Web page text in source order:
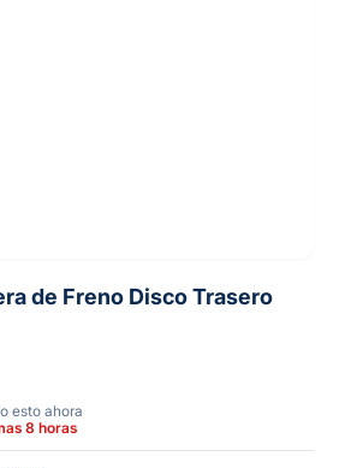
de Freno Disco Trasero
esto ahora
8 horas